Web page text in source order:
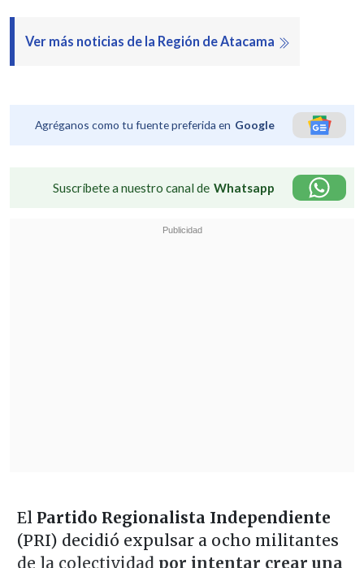
Ver más noticias de la Región de Atacama
Agréganos como tu fuente preferida en Google
Suscríbete a nuestro canal de Whatsapp
El Partido Regionalista Independiente
(PRI) decidió expulsar a ocho militantes
de la colectividad por intentar crear una